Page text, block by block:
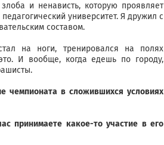
и ненависть, которую проявляет
университет. Я дружил с
составом.
на ноги, тренировался на полях
И вообще, когда едешь по городу,
чемпионата в сложившихся условиях
принимаете какое-то участие в его